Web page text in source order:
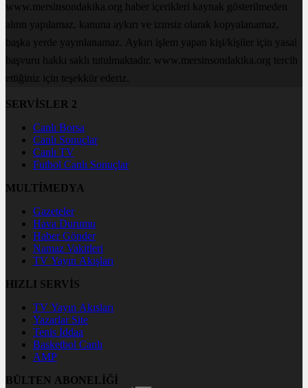
www.mersinsondakika.org haber içerikleri kaynak gösterilmeden
alıntı yapılamaz, kanuna aykırı ve izinsiz olarak kopyalanamaz,
başka yerde yayınlanamaz. Aykırı işlem yapan kişi/kişiler için yasal
başvuru hakkı saklı tutulmaktadır. www.mersinsondakika.org tercih
ettiğiniz için teşekkür ederiz.
SERVİSLER 2
Canlı Borsa
Canlı Sonuçlar
Canlı TV
Futbol Canlı Sonuçlar
MULTİMEDYA
Gazeteler
Hava Durumu
Haber Gönder
Namaz Vakitleri
TV Yayın Akışları
HIZLI SERVİS
TV Yayın Akışları
Yazarlar Site
Tenis İddaa
Basketbol Canlı
AMP
BÜLTEN ABONELİĞİ